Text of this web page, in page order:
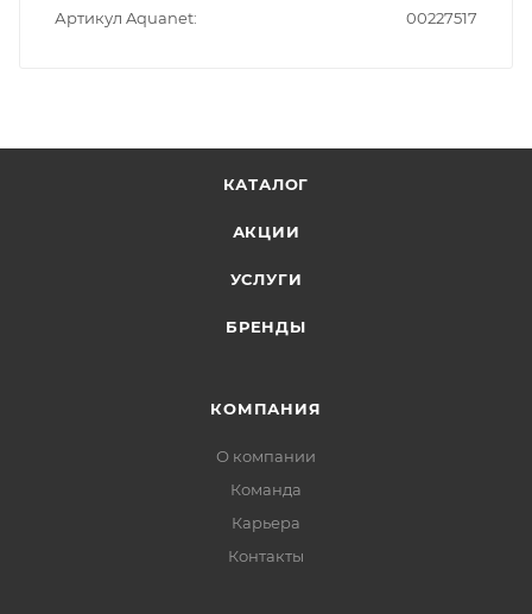
Артикул Aquanet
00227517
КАТАЛОГ
АКЦИИ
УСЛУГИ
БРЕНДЫ
КОМПАНИЯ
О компании
Команда
Карьера
Контакты